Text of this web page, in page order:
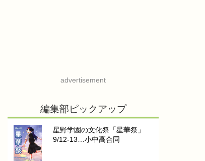
advertisement
編集部ピックアップ
星野学園の文化祭「星華祭」
9/12-13…小中高合同